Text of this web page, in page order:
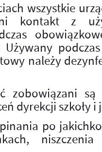
wszystkie
kontakt z
należy
zobowiązani
dyrekcji szkoły
po